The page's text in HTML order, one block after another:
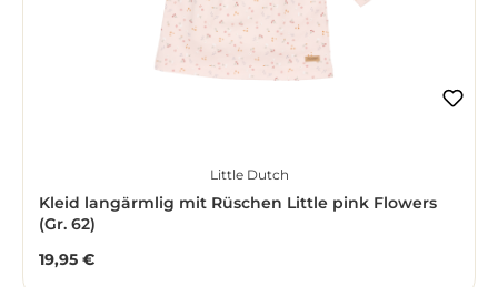
Little Dutch
Kleid langärmlig mit Rüschen Little pink Flowers
(Gr. 62)
Regulärer Preis:
19,95 €